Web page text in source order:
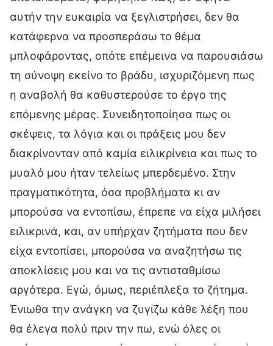
αυτήν την ευκαιρία να ξεγλιστρήσει, δεν θα
κατάφερνα να προσπεράσω το θέμα
μπλοφάροντας, οπότε επέμεινα να παρουσιάσω
τη σύνοψη εκείνο το βράδυ, ισχυριζόμενη πως
η αναβολή θα καθυστερούσε το έργο της
επόμενης μέρας. Συνειδητοποίησα πως οι
σκέψεις, τα λόγια και οι πράξεις μου δεν
διακρίνονταν από καμία ειλικρίνεια και πως το
μυαλό μου ήταν τελείως μπερδεμένο. Στην
πραγματικότητα, όσα προβλήματα κι αν
μπορούσα να εντοπίσω, έπρεπε να είχα μιλήσει
ειλικρινά, και, αν υπήρχαν ζητήματα που δεν
είχα εντοπίσει, μπορούσα να αναζητήσω τις
αποκλίσεις μου και να τις αντισταθμίσω
αργότερα. Εγώ, όμως, περιέπλεξα το ζήτημα.
Ένιωθα την ανάγκη να ζυγίζω κάθε λέξη που
θα έλεγα πολύ πριν την πω, ενώ όλες οι